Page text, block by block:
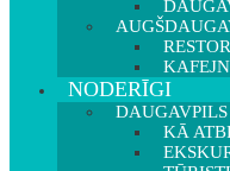
NODERĪGI
DAUGAVPILS
KĀ